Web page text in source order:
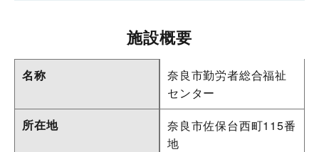
施設概要
名称
奈良市勤労者総合福祉
センター
所在地
奈良市佐保台西町115番
地